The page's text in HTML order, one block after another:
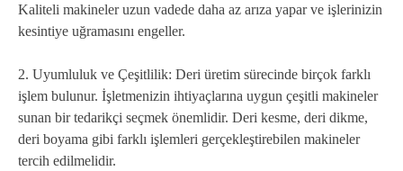
Kaliteli makineler uzun vadede daha az arıza yapar ve işlerinizin
kesintiye uğramasını engeller.
2. Uyumluluk ve Çeşitlilik: Deri üretim sürecinde birçok farklı
işlem bulunur. İşletmenizin ihtiyaçlarına uygun çeşitli makineler
sunan bir tedarikçi seçmek önemlidir. Deri kesme, deri dikme,
deri boyama gibi farklı işlemleri gerçekleştirebilen makineler
tercih edilmelidir.